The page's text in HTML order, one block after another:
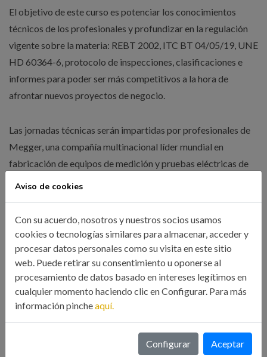
El objetivo de este curso es potenciar los conocimientos
técnicos de los profesionales y profundizar en la regulación
vigente sobre la materia: REBT 2002, ITC BT 04/05/19, UNE
HD 60364-6, protocolo de inspecciones, clasificaciones e
informes para poder ser más competitivos a la hora de
afrontar nuevos proyectos de negocio.
Las jornadas técnicas serán impartidas por profesionales de
Megger, una compañía multinacional líder mundial en
fabricación de equipos de medición y pruebas eléctricas de
Camelias, 2 Entresuelo). La inscripción es libre y gratuita, por
riguroso orden de inscripción ya que el aforo es limitado,
llamando al teléfono de la Delegación (986 42 20 24).
Compartir esta noticia:
Aviso de cookies
Con su acuerdo, nosotros y nuestros socios usamos
cookies o tecnologías similares para almacenar, acceder y
procesar datos personales como su visita en este sitio
web. Puede retirar su consentimiento u oponerse al
procesamiento de datos basado en intereses legítimos en
cualquier momento haciendo clic en Configurar. Para más
información pincheaquí.
Configurar Aceptar